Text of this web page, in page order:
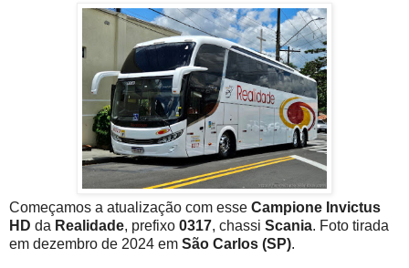
Começamos a atualização com esse Campione Invictus
HD da Realidade, prefixo 0317, chassi Scania. Foto tirada
em dezembro de 2024 em São Carlos (SP).